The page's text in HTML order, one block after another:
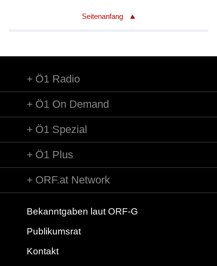
Seitenanfang
Ö1 Radio
Ö1 On Demand
Ö1 Spezial
Ö1 Plus
ORF.at Network
Bekanntgaben laut ORF-G
Publikumsrat
Kontakt